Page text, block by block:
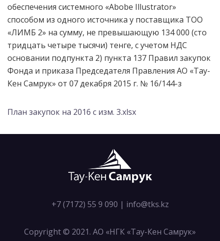
обеспечения системного «Abobe Illustrator»
способом из одного источника у поставщика ТОО
«ЛИМБ 2» на сумму, не превышающую 134 000 (сто
тридцать четыре тысячи) тенге, с учетом НДС
основании подпункта 2) пункта 137 Правил закупок
Фонда и приказа Председателя Правления АО «Тау-
Кен Самрук» от 07 декабря 2015 г. № 16/144-з
План закупок на 2016 с изм. 3.xlsx
+7 (7172) 55 9 090 | info@tks.kz
Copyright © 2021. АО «НГК «Тау-Кен Самрук»